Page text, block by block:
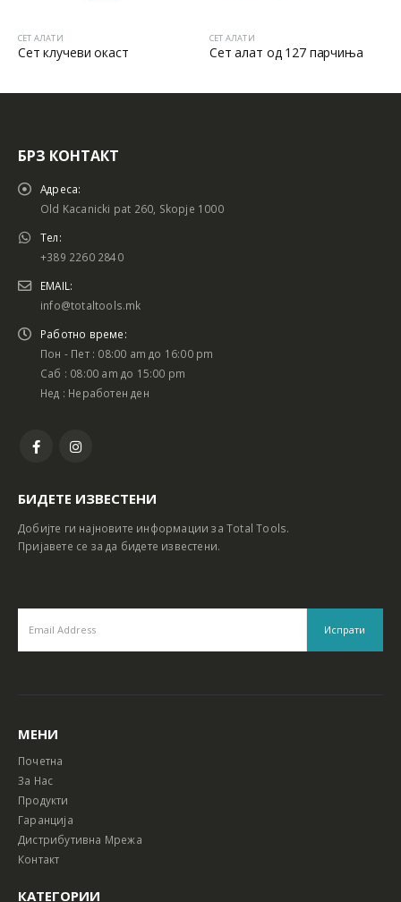
СЕТ АЛАТИ
Сет клучеви окаст
СЕТ АЛАТИ
Сет алат од 127 парчиња
БРЗ КОНТАКТ
Адреса:
Old Kacanicki pat 260, Skopje 1000
Тел:
+389 2260 2840
EMAIL:
info@totaltools.mk
Работно време:
Пон - Пет : 08:00 am до 16:00 pm
Саб : 08:00 am до 15:00 pm
Нед : Неработен ден
БИДЕТЕ ИЗВЕСТЕНИ
Добијте ги најновите информации за Total Tools.
Пријавете се за да бидете известени.
МЕНИ
Почетна
За Нас
Продукти
Гаранција
Дистрибутивна Мрежа
Контакт
КАТЕГОРИИ